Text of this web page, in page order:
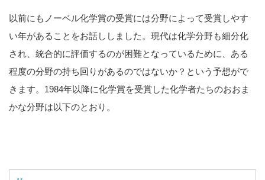
以前にもノーベル化学賞の受賞には分野によって受賞しやす
い年があることをお話ししました。現代は化学分野も細分化
され、統合的に評価するのが困難となっているために、ある
程度の分野の持ち回りがあるのではないか？という予想がで
きます。1984年以降に化学賞を受賞した化学者たちのおおま
かな分野は以下のとおり。